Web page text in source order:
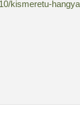
kismeretu-